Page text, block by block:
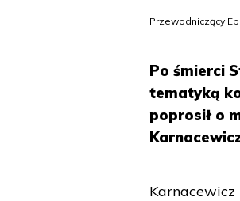
Przewodniczący
Po śmierci
tematyką
poprosił o